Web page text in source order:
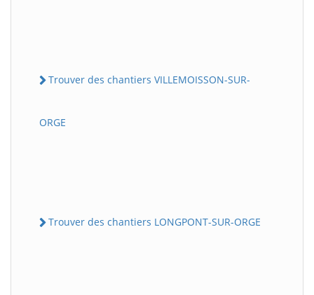
Trouver des chantiers VILLEMOISSON-SUR-
ORGE
Trouver des chantiers LONGPONT-SUR-ORGE